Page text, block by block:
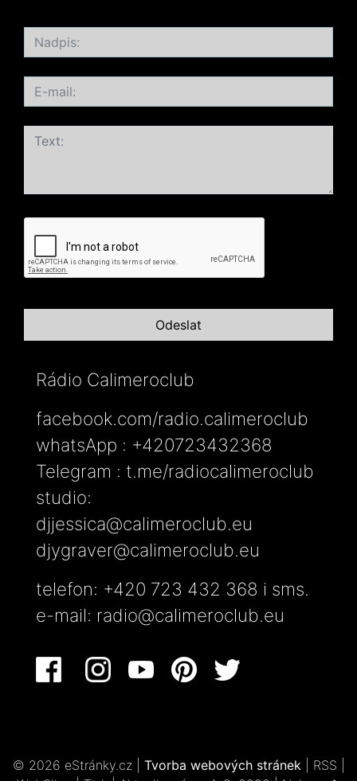
Rádio Calimeroclub
facebook.com/radio.calimeroclub
whatsApp : +420723432368
Telegram : t.me/radiocalimeroclub
studio:
djjessica@calimeroclub.eu
djygraver@calimeroclub.eu
telefon: +420 723 432 368 i sms.
e-mail: radio@calimeroclub.eu
© 2026 eStránky.cz Tvorba webových stránek RSS